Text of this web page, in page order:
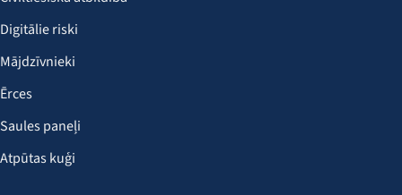
Digitālie riski
Mājdzīvnieki
Ērces
Saules paneļi
Atpūtas kuģi